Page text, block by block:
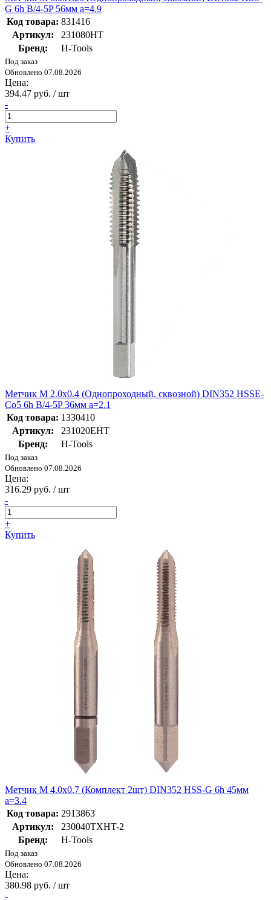
G 6h B/4-5P 56мм a=4.9
Код товара: 831416
Артикул:
231080HT
Бренд:
H-Tools
Под заказ
Обновлено 07.08.2026
Цена:
394.47 руб. / шт
-
+
Купить
Метчик М 2.0х0.4 (Однопроходный, сквозной) DIN352 HSSE-
Co5 6h B/4-5P 36мм a=2.1
Код товара: 1330410
Артикул:
231020EHT
Бренд:
H-Tools
Под заказ
Обновлено 07.08.2026
Цена:
316.29 руб. / шт
-
+
Купить
Метчик М 4.0х0.7 (Комплект 2шт) DIN352 HSS-G 6h 45мм
a=3.4
Код товара: 2913863
Артикул:
230040TXHT-2
Бренд:
H-Tools
Под заказ
Обновлено 07.08.2026
Цена:
380.98 руб. / шт
-